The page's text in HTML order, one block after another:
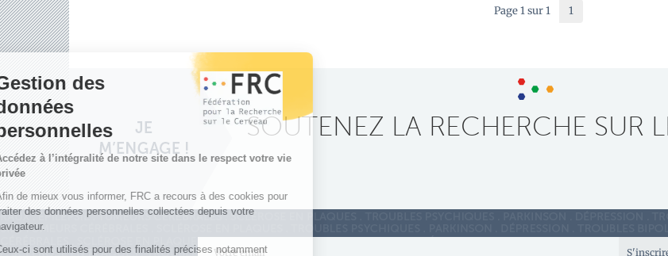
Page 1 sur 1 1
SOUTENEZ LA RECHERCHE SUR